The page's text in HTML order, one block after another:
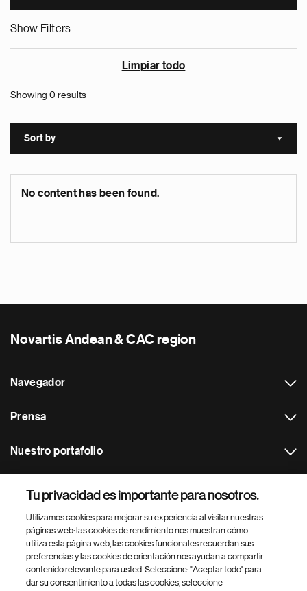
Show Filters
Limpiar todo
Showing 0 results
Sort by Sort
No content has been found.
Novartis Andean & CAC region
Navegador
Prensa
Nuestro portafolio
Footer Site Search
Tu privacidad es importante para nosotros.
Utilizamos cookies para mejorar su experiencia al visitar nuestras
páginas web: las cookies de rendimiento nos muestran cómo
utiliza esta página web, las cookies funcionales recuerdan sus
preferencias y las cookies de orientación nos ayudan a compartir
contenido relevante para usted. Seleccione: "Aceptar todo" para
dar su consentimiento a todas las cookies, seleccione